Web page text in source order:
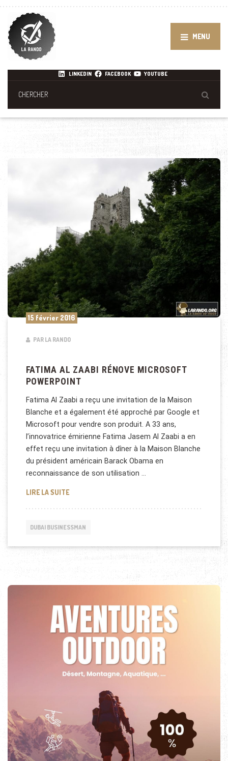
MENU
LINKEDIN FACEBOOK YOUTUBE
15 février 2016
PAR LA RANDO
FATIMA AL ZAABI RÉNOVE MICROSOFT
POWERPOINT
Fatima Al Zaabi a reçu une invitation de la Maison
Blanche et a également été approché par Google et
Microsoft pour vendre son produit. A 33 ans,
l’innovatrice émirienne Fatima Jasem Al Zaabi a en
effet reçu une invitation à dîner à la Maison Blanche
du président américain Barack Obama en
reconnaissance de son utilisation …
LIRE LA SUITEFATIMA AL ZAABI RÉNOVE MICROSOFT
DUBAI BUSINESSMAN